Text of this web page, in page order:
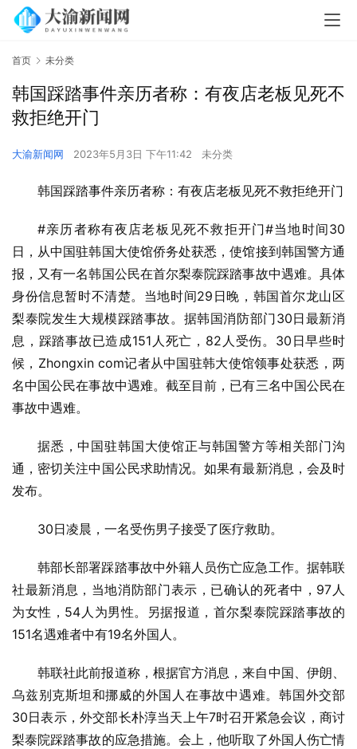
首页 未分类
韩国踩踏事件亲历者称：有夜店老板见死不
救拒绝开门
大渝新闻网 2023年5月3日 下午11:42 未分类
韩国踩踏事件亲历者称：有夜店老板见死不救拒绝开门
#亲历者称有夜店老板见死不救拒开门#当地时间30
日，从中国驻韩国大使馆侨务处获悉，使馆接到韩国警方通
报，又有一名韩国公民在首尔梨泰院踩踏事故中遇难。具体
身份信息暂时不清楚。当地时间29日晚，韩国首尔龙山区
梨泰院发生大规模踩踏事故。据韩国消防部门30日最新消
息，踩踏事故已造成151人死亡，82人受伤。30日早些时
候，Zhongxin com记者从中国驻韩大使馆领事处获悉，两
名中国公民在事故中遇难。截至目前，已有三名中国公民在
事故中遇难。
据悉，中国驻韩国大使馆正与韩国警方等相关部门沟
通，密切关注中国公民求助情况。如果有最新消息，会及时
发布。
30日凌晨，一名受伤男子接受了医疗救助。
韩部长部署踩踏事故中外籍人员伤亡应急工作。据韩联
社最新消息，当地消防部门表示，已确认的死者中，97人
为女性，54人为男性。另据报道，首尔梨泰院踩踏事故的
151名遇难者中有19名外国人。
韩联社此前报道称，根据官方消息，来自中国、伊朗、
乌兹别克斯坦和挪威的外国人在事故中遇难。韩国外交部
30日表示，外交部长朴淳当天上午7时召开紧急会议，商讨
梨泰院踩踏事故的应急措施。会上，他听取了外国人伤亡情